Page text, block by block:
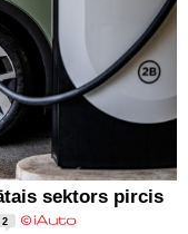
sektors pircis
2